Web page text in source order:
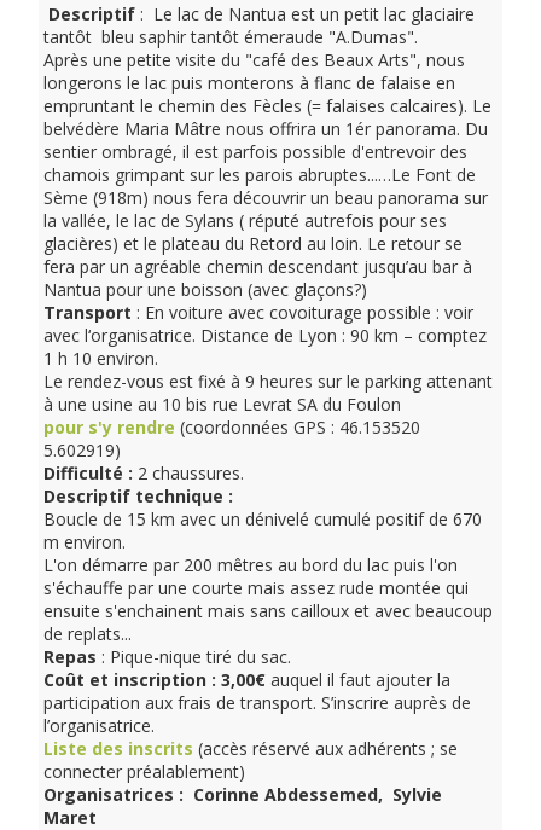
Descriptif : Le lac de Nantua est un petit lac glaciaire
tantôt bleu saphir tantôt émeraude "A.Dumas".
Après une petite visite du "café des Beaux Arts", nous
longerons le lac puis monterons à flanc de falaise en
empruntant le chemin des Fècles (= falaises calcaires). Le
belvédère Maria Mâtre nous offrira un 1ér panorama. Du
sentier ombragé, il est parfois possible d'entrevoir des
chamois grimpant sur les parois abruptes...…Le Font de
Sème (918m) nous fera découvrir un beau panorama sur
la vallée, le lac de Sylans ( réputé autrefois pour ses
glacières) et le plateau du Retord au loin. Le retour se
fera par un agréable chemin descendant jusqu’au bar à
Nantua pour une boisson (avec glaçons?)
Transport : En voiture avec covoiturage possible : voir
avec l‘organisatrice. Distance de Lyon : 90 km – comptez
1 h 10 environ.
Le rendez-vous est fixé à 9 heures sur le parking attenant
à une usine au 10 bis rue Levrat SA du Foulon
pour s'y rendre (coordonnées GPS : 46.153520
5.602919)
Difficulté : 2 chaussures.
Descriptif technique :
Boucle de 15 km avec un dénivelé cumulé positif de 670
m environ.
L'on démarre par 200 mêtres au bord du lac puis l'on
s'échauffe par une courte mais assez rude montée qui
ensuite s'enchainent mais sans cailloux et avec beaucoup
de replats...
Repas : Pique-nique tiré du sac.
Coût et inscription : 3,00€ auquel il faut ajouter la
participation aux frais de transport. S’inscrire auprès de
l’organisatrice.
Liste des inscrits (accès réservé aux adhérents ; se
connecter préalablement)
Organisatrices : Corinne Abdessemed, Sylvie
Maret